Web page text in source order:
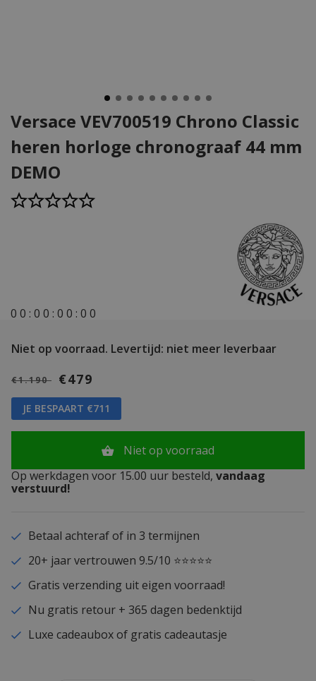
Versace VEV700519 Chrono Classic
heren horloge chronograaf 44 mm
DEMO
0 0 : 0 0 : 0 0 : 0 0
Niet op voorraad. Levertijd: niet meer leverbaar
€1.190 €479
JE BESPAART €711
Niet op voorraad
Op werkdagen voor 15.00 uur besteld, vandaag
verstuurd!
Betaal achteraf of in 3 termijnen
20+ jaar vertrouwen 9.5/10 ⭐⭐⭐⭐⭐
Gratis verzending uit eigen voorraad!
Nu gratis retour + 365 dagen bedenktijd
Luxe cadeaubox of gratis cadeautasje